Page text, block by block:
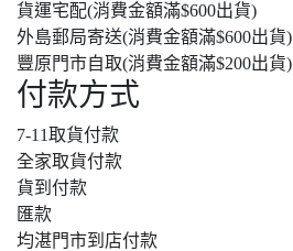
貨運宅配(消費金額滿$600出貨)
外島郵局寄送(消費金額滿$600出貨)
豐原門市自取(消費金額滿$200出貨)
付款方式
7-11取貨付款
全家取貨付款
貨到付款
匯款
均湛門市到店付款